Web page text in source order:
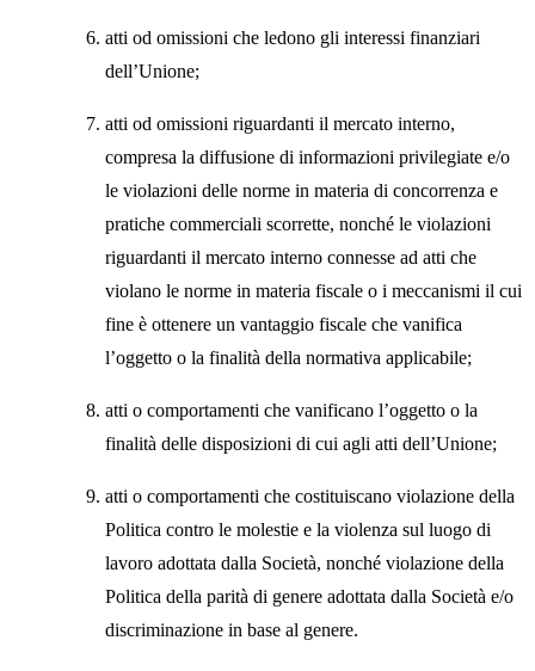
atti od omissioni che ledono gli interessi finanziari
dell’Unione;
atti od omissioni riguardanti il mercato interno,
compresa la diffusione di informazioni privilegiate e/o
le violazioni delle norme in materia di concorrenza e
pratiche commerciali scorrette, nonché le violazioni
riguardanti il mercato interno connesse ad atti che
violano le norme in materia fiscale o i meccanismi il cui
fine è ottenere un vantaggio fiscale che vanifica
l’oggetto o la finalità della normativa applicabile;
atti o comportamenti che vanificano l’oggetto o la
finalità delle disposizioni di cui agli atti dell’Unione;
atti o comportamenti che costituiscano violazione della
Politica contro le molestie e la violenza sul luogo di
lavoro adottata dalla Società, nonché violazione della
Politica della parità di genere adottata dalla Società e/o
discriminazione in base al genere.